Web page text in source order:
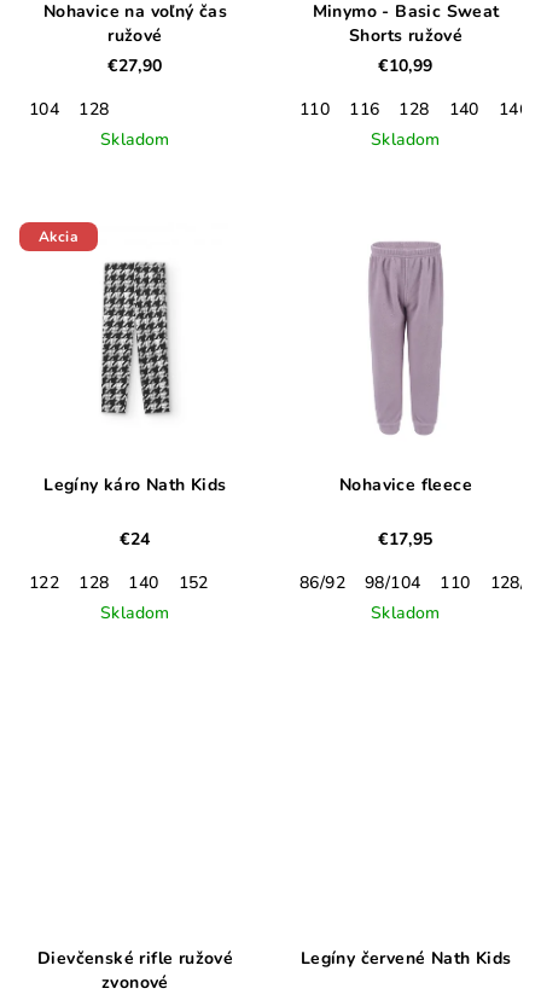
Nohavice na voľný čas
ružové
€27,90
104
128
Skladom
Minymo - Basic Sweat
Shorts ružové
€10,99
110
116 128 140
146
Skladom
Akcia
Legíny káro Nath Kids
€24
122
128 140
152
Skladom
Nohavice fleece
€17,95
86/92
98/104 110
128/
Skladom
Dievčenské rifle ružové
zvonové
Legíny červené Nath Kids